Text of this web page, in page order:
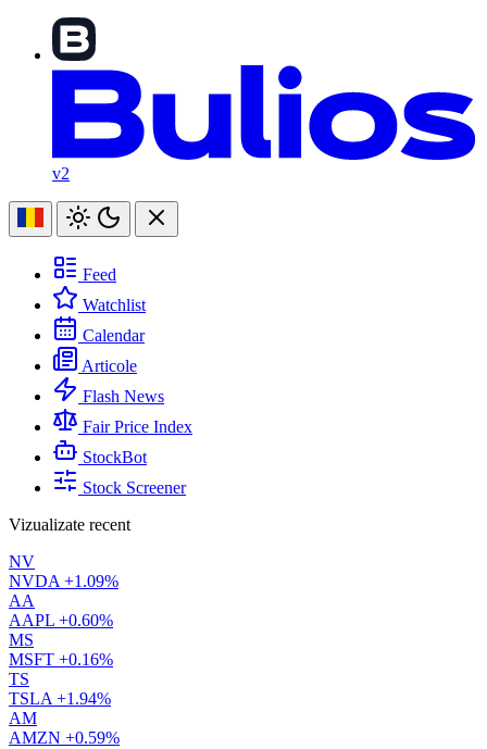
v2
Feed
Watchlist
Calendar
Articole
Flash News
Fair Price Index
StockBot
Stock Screener
Vizualizate recent
NV
NVDA +1.09%
AA
AAPL +0.60%
MS
MSFT +0.16%
TS
TSLA +1.94%
AM
AMZN +0.59%